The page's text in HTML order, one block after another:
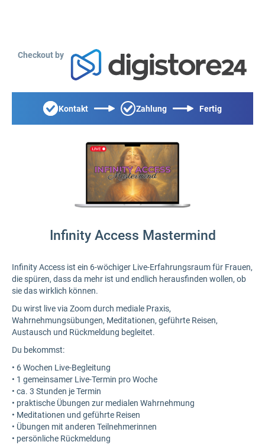
Checkout by
Kontakt Zahlung Fertig
Infinity Access Mastermind
Infinity Access ist ein 6-wöchiger Live-Erfahrungsraum für Frauen,
die spüren, dass da mehr ist und endlich herausfinden wollen, ob
sie das wirklich können.
Du wirst live via Zoom durch mediale Praxis,
Wahrnehmungsübungen, Meditationen, geführte Reisen,
Austausch und Rückmeldung begleitet.
Du bekommst:
• 6 Wochen Live-Begleitung
• 1 gemeinsamer Live-Termin pro Woche
• ca. 3 Stunden je Termin
• praktische Übungen zur medialen Wahrnehmung
• Meditationen und geführte Reisen
• Übungen mit anderen Teilnehmerinnen
• persönliche Rückmeldung